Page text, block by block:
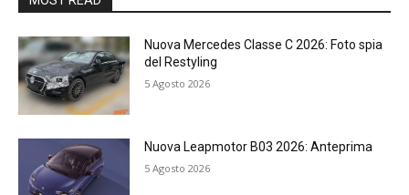
Nuova Mercedes Classe C 2026: Foto spia
del Restyling
5 Agosto 2026
Nuova Leapmotor B03 2026: Anteprima
5 Agosto 2026